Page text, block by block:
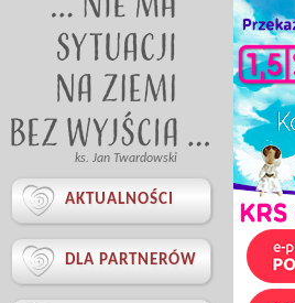
ks. Jan Twardowski
 AKTUALNOŚCI
 DLA PARTNERÓW